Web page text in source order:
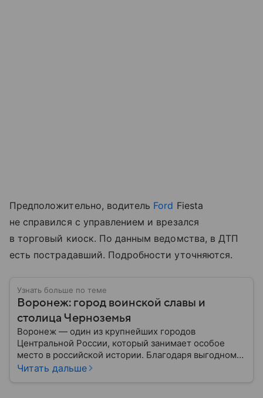
Предположительно, водитель Ford Fiesta
не справился с управлением и врезался
в торговый киоск. По данным ведомства, в ДТП
есть пострадавший. Подробности уточняются.
Узнать больше по теме
Воронеж: город воинской славы и
столица Черноземья
Воронеж — один из крупнейших городов
Центральной России, который занимает особое
место в российской истории. Благодаря выгодному
расположению на юге европейской части страны
Читать дальше